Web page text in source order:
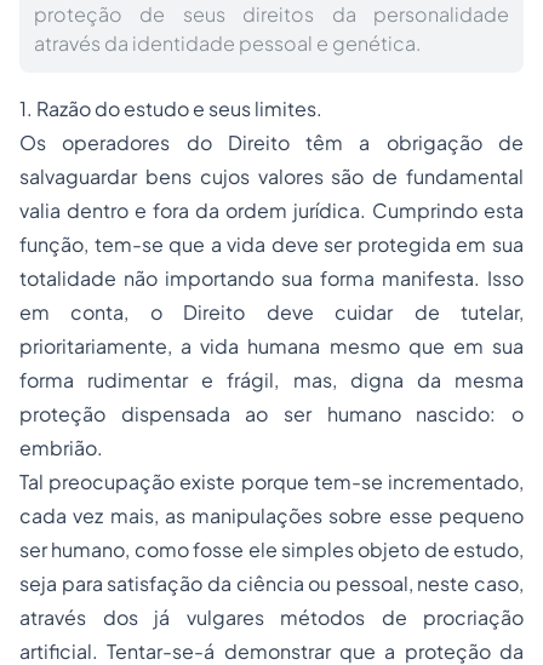
proteção de seus direitos da personalidade
através da identidade pessoal e genética.
1. Razão do estudo e seus limites.
Os operadores do Direito têm a obrigação de
salvaguardar bens cujos valores são de fundamental
valia dentro e fora da ordem jurídica. Cumprindo esta
função, tem-se que a vida deve ser protegida em sua
totalidade não importando sua forma manifesta. Isso
em conta, o Direito deve cuidar de tutelar,
prioritariamente, a vida humana mesmo que em sua
forma rudimentar e frágil, mas, digna da mesma
proteção dispensada ao ser humano nascido: o
embrião.
Tal preocupação existe porque tem-se incrementado,
cada vez mais, as manipulações sobre esse pequeno
ser humano, como fosse ele simples objeto de estudo,
seja para satisfação da ciência ou pessoal, neste caso,
através dos já vulgares métodos de procriação
artificial. Tentar-se-á demonstrar que a proteção da